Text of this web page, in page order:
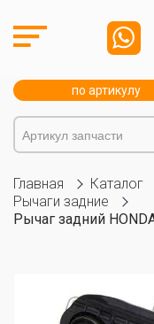
по артикулу
Главная Каталог
Рычаги задние
Рычаг задний